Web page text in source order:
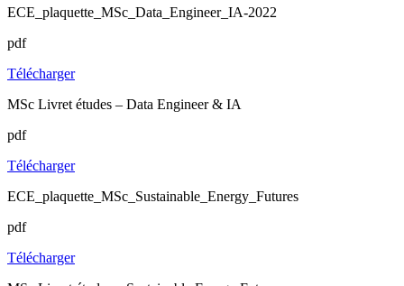
ECE_plaquette_MSc_Data_Engineer_IA-2022
pdf
Télécharger
MSc Livret études – Data Engineer & IA
pdf
Télécharger
ECE_plaquette_MSc_Sustainable_Energy_Futures
pdf
Télécharger